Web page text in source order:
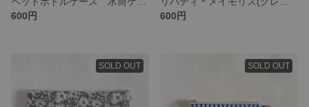
600円
600円
SOLD OUT SOLD OUT